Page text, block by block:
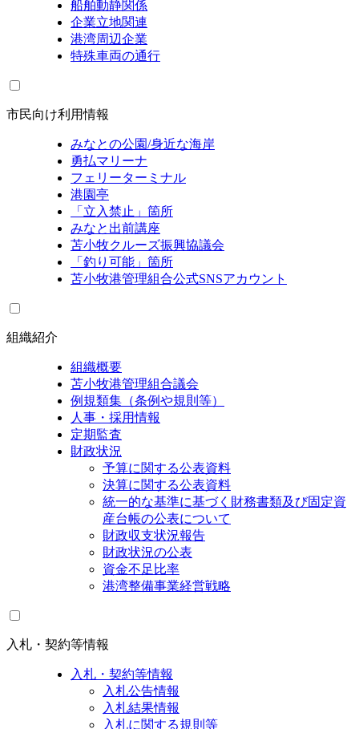
船舶動静関係
企業立地関連
港湾周辺企業
特殊車両の通行
市民向け利用情報
みなとの公園/身近な海岸
勇払マリーナ
フェリーターミナル
港園亭
「立入禁止」箇所
みなと出前講座
苫小牧クルーズ振興協議会
「釣り可能」箇所
苫小牧港管理組合公式SNSアカウント
組織紹介
組織概要
苫小牧港管理組合議会
例規類集（条例や規則等）
人事・採用情報
定期監査
財政状況
予算に関する公表資料
決算に関する公表資料
統一的な基準に基づく財務書類及び固定資
産台帳の公表について
財政収支状況報告
財政状況の公表
資金不足比率
港湾整備事業経営戦略
入札・契約等情報
入札・契約等情報
入札公告情報
入札結果情報
入札に関する規則等